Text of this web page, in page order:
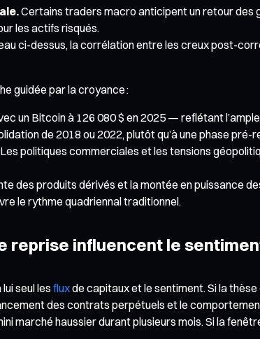
Certains traders macro anticipent un retour des
les actifs risqués.
ci-dessus, la corrélation entre les creux post-
guidée par la croyance :
un Bitcoin à 126 080 $ en 2025 — reflétant
de 2018 ou 2022, plutôt qu’à une phase pré-
Les politiques commerciales et les tensions
des produits dérivés et la montée en puissance
le rythme quadriennal traditionnel.
reprise influencent le
seul les fluxde capitaux et le sentiment. Si la
des contrats perpétuels et le
marché haussier durant plusieurs mois. Si la